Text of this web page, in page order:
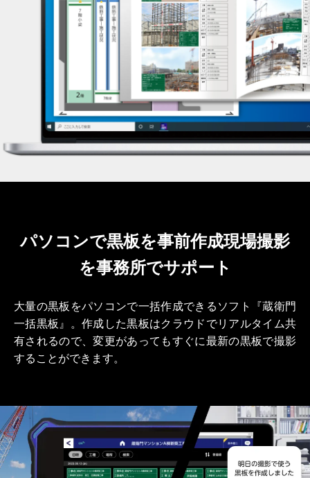
パソコンで黒板を事前作成現場撮影
を事務所でサポート
大量の黒板をパソコンで一括作成できるソフト『蔵衛門
一括黒板』。作成した黒板はクラウドでリアルタイム共
有されるので、変更があってもすぐに最新の黒板で撮影
することができます。